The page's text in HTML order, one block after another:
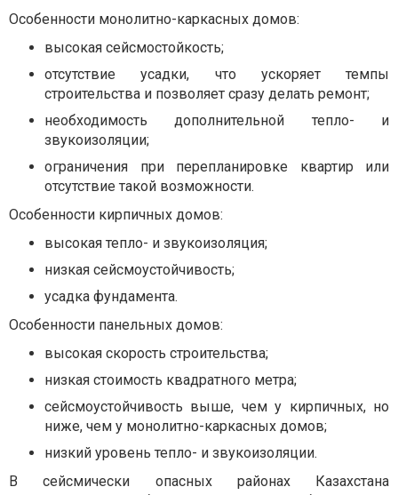
Особенности монолитно-каркасных домов:
высокая сейсмостойкость;
отсутствие усадки, что ускоряет темпы
строительства и позволяет сразу делать ремонт;
необходимость дополнительной тепло- и
звукоизоляции;
ограничения при перепланировке квартир или
отсутствие такой возможности.
Особенности кирпичных домов:
высокая тепло- и звукоизоляция;
низкая сейсмоустойчивость;
усадка фундамента.
Особенности панельных домов:
высокая скорость строительства;
низкая стоимость квадратного метра;
сейсмоустойчивость выше, чем у кирпичных, но
ниже, чем у монолитно-каркасных домов;
низкий уровень тепло- и звукоизоляции.
В сейсмически опасных районах Казахстана